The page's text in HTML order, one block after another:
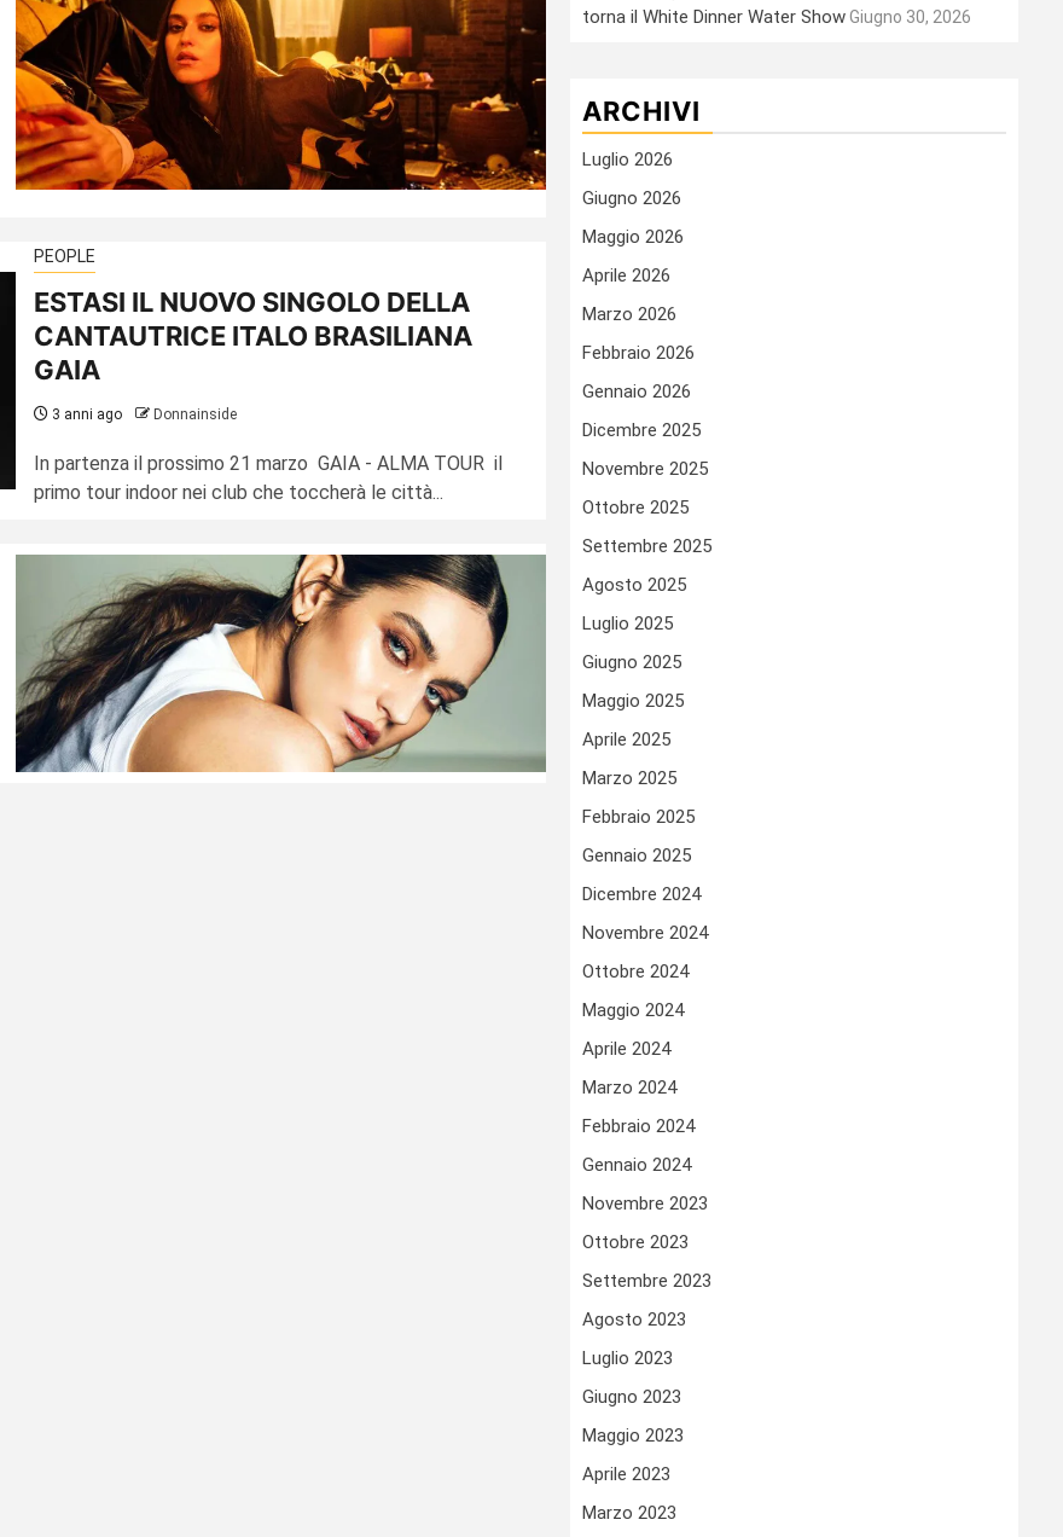
PEOPLE
ESTASI IL NUOVO SINGOLO DELLA
CANTAUTRICE ITALO BRASILIANA
GAIA
3 anni ago Donnainside
In partenza il prossimo 21 marzo GAIA - ALMA TOUR il
primo tour indoor nei club che toccherà le città...
torna il White Dinner Water ShowGiugno 30, 2026
ARCHIVI
Luglio 2026
Giugno 2026
Maggio 2026
Aprile 2026
Marzo 2026
Febbraio 2026
Gennaio 2026
Dicembre 2025
Novembre 2025
Ottobre 2025
Settembre 2025
Agosto 2025
Luglio 2025
Giugno 2025
Maggio 2025
Aprile 2025
Marzo 2025
Febbraio 2025
Gennaio 2025
Dicembre 2024
Novembre 2024
Ottobre 2024
Maggio 2024
Aprile 2024
Marzo 2024
Febbraio 2024
Gennaio 2024
Novembre 2023
Ottobre 2023
Settembre 2023
Agosto 2023
Luglio 2023
Giugno 2023
Maggio 2023
Aprile 2023
Marzo 2023